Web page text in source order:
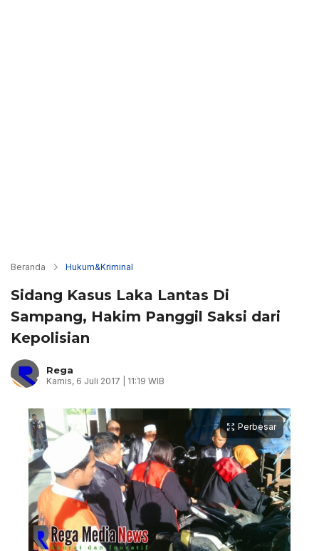
Beranda Hukum&Kriminal
Sidang Kasus Laka Lantas Di
Sampang, Hakim Panggil Saksi dari
Kepolisian
Rega
Kamis, 6 Juli 2017 | 11:19 WIB
Perbesar